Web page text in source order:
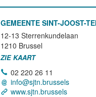
GEMEENTE SINT-JOOST-
12-13 Sterrenkundelaan
1210 Brussel
ZIE KAART
02 220 26 11
info@sjtn.brussels
www.sjtn.brussels